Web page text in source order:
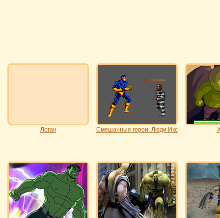
Логан Смешанные герои: Люди Икс